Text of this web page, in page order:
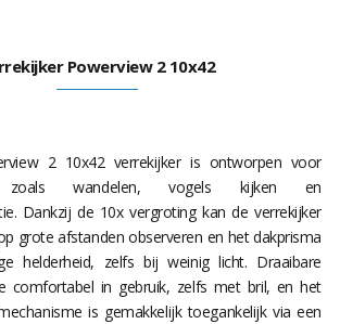
Powerview 2 10x42
2 10x42 verrekijker is ontworpen voor
zoals wandelen, vogels kijken en
Dankzij de 10x vergroting kan de verrekijker
grote afstanden observeren en het dakprisma
helderheid, zelfs bij weinig licht. Draaibare
comfortabel in gebruik, zelfs met bril, en het
is gemakkelijk toegankelijk via een